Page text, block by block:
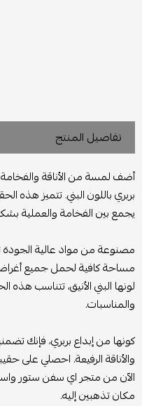
تفاصيل المنتج
أضف لمسة من الأناقة والفخامة
بربري باللون البني. تتميز هذه
يجمع بين الفخامة والعملية
مصنوعة من مواد عالية الجودة
مساحة كافية لحمل جميع
لونها البني الأنيق، تتناسب
والمناسبات.
كونها من إبداع بربري، فإنك
والأناقة الرفيعة. احصلي على
الآن من متجر اي سفن ستور
مكان تذهبين إليه.